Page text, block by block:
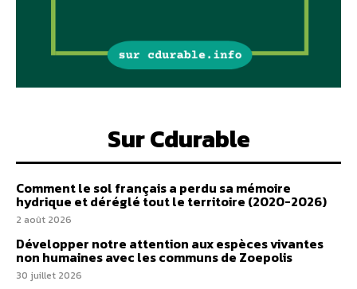
Sur Cdurable
Comment le sol français a perdu sa mémoire
hydrique et déréglé tout le territoire (2020-2026)
2 août 2026
Développer notre attention aux espèces vivantes
non humaines avec les communs de Zoepolis
30 juillet 2026